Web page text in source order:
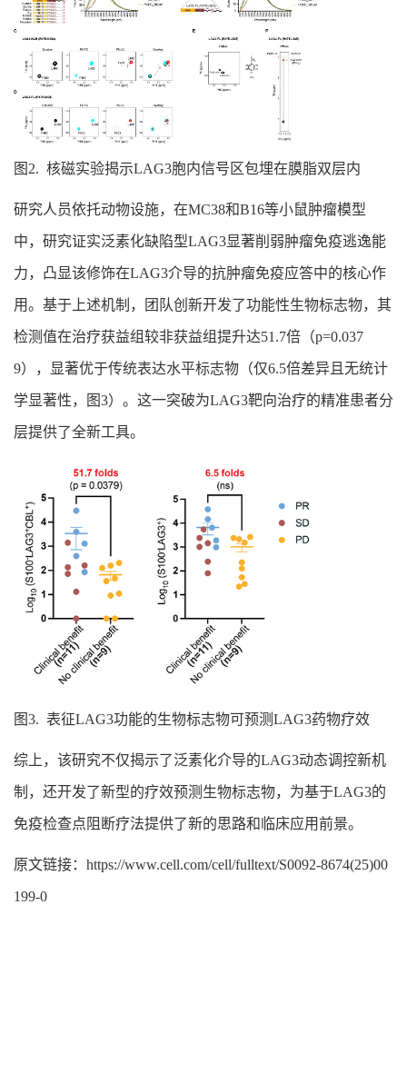
图2. 核磁实验揭示LAG3胞内信号区包埋在膜脂双层内
研究人员依托动物设施，在MC38和B16等小鼠肿瘤模型
中，研究证实泛素化缺陷型LAG3显著削弱肿瘤免疫逃逸能
力，凸显该修饰在LAG3介导的抗肿瘤免疫应答中的核心作
用。基于上述机制，团队创新开发了功能性生物标志物，其
检测值在治疗获益组较非获益组提升达51.7倍（p=0.037
9），显著优于传统表达水平标志物（仅6.5倍差异且无统计
学显著性，图3）。这一突破为LAG3靶向治疗的精准患者分
层提供了全新工具。
图3. 表征LAG3功能的生物标志物可预测LAG3药物疗效
综上，该研究不仅揭示了泛素化介导的LAG3动态调控新机
制，还开发了新型的疗效预测生物标志物，为基于LAG3的
免疫检查点阻断疗法提供了新的思路和临床应用前景。
原文链接：https://www.cell.com/cell/fulltext/S0092-8674(25)00
199-0